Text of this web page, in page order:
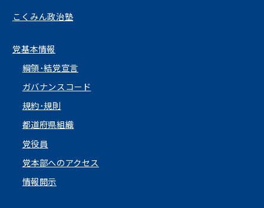
こくみん政治塾
党基本情報
綱領･結党宣言
ガバナンスコード
規約･規則
都道府県組織
党役員
党本部へのアクセス
情報開示